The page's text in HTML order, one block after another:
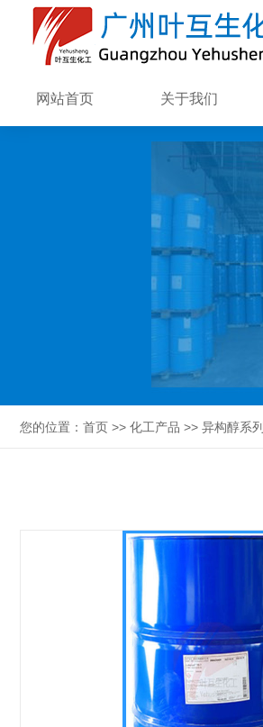
网站首页 关于我们
您的位置： 首页 >> 化工产品 >> 异构醇系列